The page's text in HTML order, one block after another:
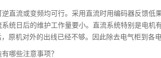
逆直流或变频均可行。采用直流时用编码器反馈
统日后的维护工作量要小。直流系统特别是电
原机对外的出线已经不够。因此除去电气柜到各
哪些注意事项？